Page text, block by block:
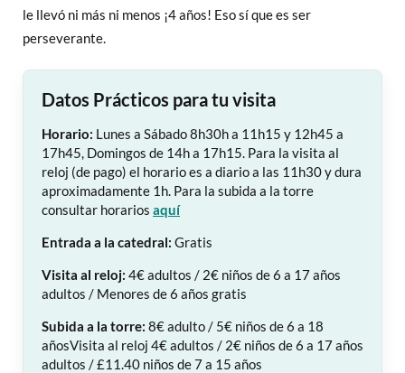
le llevó ni más ni menos ¡4 años! Eso sí que es ser
perseverante.
Datos Prácticos para tu visita
Horario: Lunes a Sábado 8h30h a 11h15 y 12h45 a
17h45, Domingos de 14h a 17h15. Para la visita al
reloj (de pago) el horario es a diario a las 11h30 y dura
aproximadamente 1h. Para la subida a la torre
consultar horarios aquí
Entrada a la catedral: Gratis
Visita al reloj: 4€ adultos / 2€ niños de 6 a 17 años
adultos / Menores de 6 años gratis
Subida a la torre: 8€ adulto / 5€ niños de 6 a 18
añosVisita al reloj 4€ adultos / 2€ niños de 6 a 17 años
adultos / £11.40 niños de 7 a 15 años